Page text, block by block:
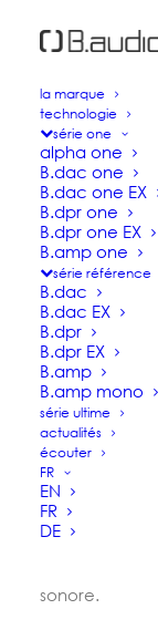
la marque
technologie
série one
alpha one
B.dac one
B.dac one EX
B.dpr one
B.dpr one EX
B.amp one
série référence
B.dac
B.dac EX
B.dpr
B.dpr EX
B.amp
B.amp mono
série ultime
actualités
écouter
FR
EN
FR
DE
HAUTE
Les sources
B.audio sont
Recherche et
consacrés à
chaîne de
sonore.